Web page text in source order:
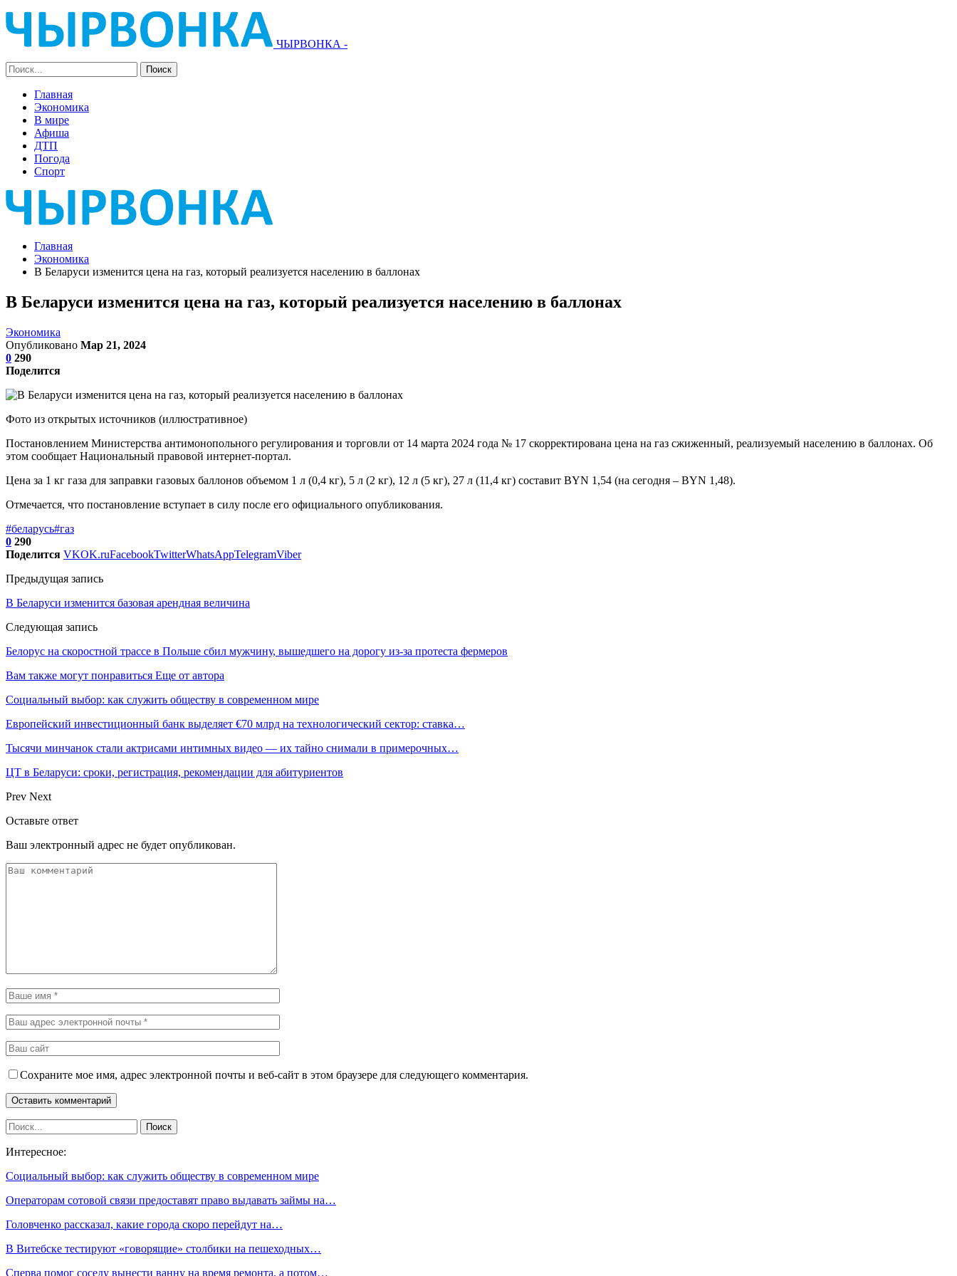
ЧЫРВОНКА -
Главная
Экономика
В мире
Афиша
ДТП
Погода
Спорт
Главная
Экономика
В Беларуси изменится цена на газ, который реализуется населению в баллонах
В Беларуси изменится цена на газ, который реализуется населению в баллонах
Экономика
Опубликовано Мар 21, 2024
0 290
Поделится
Фото из открытых источников (иллюстративное)
Постановлением Министерства антимонопольного регулирования и торговли от 14 марта 2024 года № 17 скорректирована цена на газ сжиженный, реализуемый населению в баллонах. Об
этом сообщает Национальный правовой интернет-портал.
Цена за 1 кг газа для заправки газовых баллонов объемом 1 л (0,4 кг), 5 л (2 кг), 12 л (5 кг), 27 л (11,4 кг) составит BYN 1,54 (на сегодня – BYN 1,48).
Отмечается, что постановление вступает в силу после его официального опубликования.
#беларусь#газ
0 290
Поделится VKOK.ruFacebookTwitterWhatsAppTelegramViber
Предыдущая запись
В Беларуси изменится базовая арендная величина
Следующая запись
Белорус на скоростной трассе в Польше сбил мужчину, вышедшего на дорогу из-за протеста фермеров
Вам также могут понравиться Еще от автора
Социальный выбор: как служить обществу в современном мире
Европейский инвестиционный банк выделяет €70 млрд на технологический сектор: ставка…
Тысячи минчанок стали актрисами интимных видео — их тайно снимали в примерочных…
ЦТ в Беларуси: сроки, регистрация, рекомендации для абитуриентов
Prev Next
Оставьте ответ
Ваш электронный адрес не будет опубликован.
Сохраните мое имя, адрес электронной почты и веб-сайт в этом браузере для следующего комментария.
Интересное:
Социальный выбор: как служить обществу в современном мире
Операторам сотовой связи предоставят право выдавать займы на…
Головченко рассказал, какие города скоро перейдут на…
В Витебске тестируют «говорящие» столбики на пешеходных…
Сперва помог соседу вынести ванну на время ремонта, а потом…